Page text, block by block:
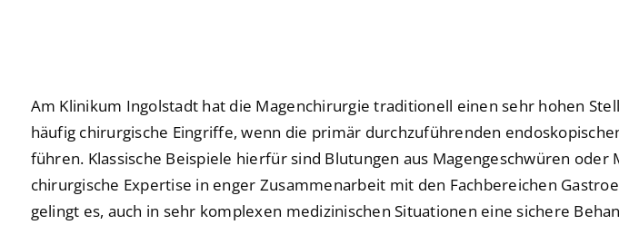
Nuklearmedizin
Orthopädie und Unfallchirurgie
Physikalische und Rehabilitative Medizin
Nuklearmedizin
Orthopädie und Unfallchirurgie
Physikalische und Rehabilitative Medizin
Am Klinikum Ingolstadt hat die Magenchirurgie traditionell einen sehr hohen
häufig chirurgische Eingriffe, wenn die primär durchzuführenden
führen. Klassische Beispiele hierfür sind Blutungen aus Magengeschwüren
chirurgische Expertise in enger Zusammenarbeit mit den Fachbereichen
gelingt es, auch in sehr komplexen medizinischen Situationen eine sichere